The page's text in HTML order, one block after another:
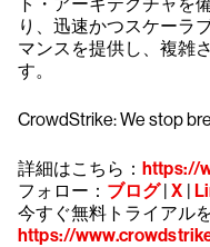
り、迅速かつスケーラ
マンスを提供し、複雑
す。
CrowdStrike: We stop
詳細はこちら： https://
フォロー： ブログ|X |
今すぐ無料トライアル
https://